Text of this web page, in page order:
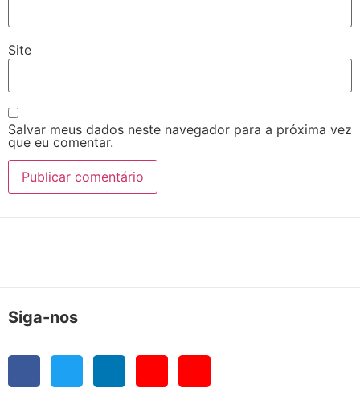
Site
Salvar meus dados neste navegador para a próxima vez
que eu comentar.
Siga-nos